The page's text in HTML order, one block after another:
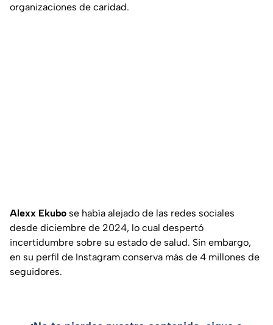
organizaciones de caridad.
Alexx Ekubo se había alejado de las redes sociales
desde diciembre de 2024, lo cual despertó
incertidumbre sobre su estado de salud. Sin embargo,
en su perfil de Instagram conserva más de 4 millones de
seguidores.